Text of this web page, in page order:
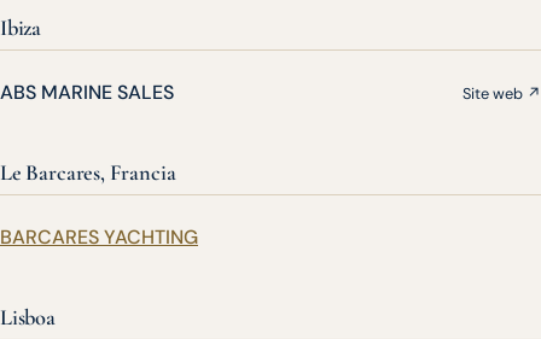
Ibiza
ABS MARINE SALES Site web ↗
Le Barcares, Francia
BARCARES YACHTING
Lisboa